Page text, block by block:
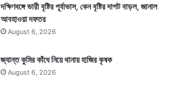
দক্ষিণবঙ্গে ভারী বৃষ্টির পূর্বাভাস, কেন বৃষ্টির দাপট বাড়ল, জানাল
আবহাওয়া দফতর
August 6, 2026
জ্যান্ত কুমির কাঁধে নিয়ে থানায় হাজির কৃষক
August 6, 2026